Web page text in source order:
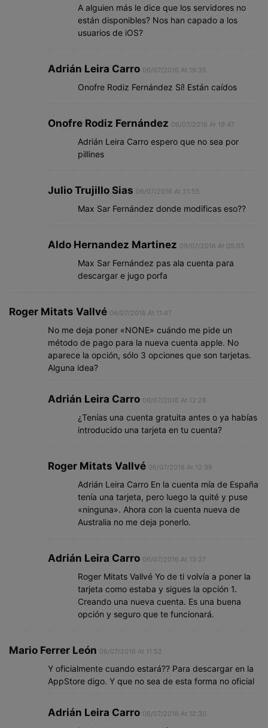
A alguien más le dice que los servidores no
están disponibles? Nos han capado a los
usuarios de iOS?
Adrián Leira Carro 06/07/2016 At 19:35
Onofre Rodiz Fernández Sí! Están caídos
Onofre Rodiz Fernández 06/07/2016 At 19:47
Adrián Leira Carro espero que no sea por
pillines
Julio Trujillo Sias 06/07/2016 At 21:55
Max Sar Fernández donde modificas eso??
Aldo Hernandez Martinez 09/07/2016 At 05:05
Max Sar Fernández pas ala cuenta para
descargar e jugo porfa
Roger Mitats Vallvé 06/07/2016 At 11:47
No me deja poner «NONE» cuándo me pide un
método de pago para la nueva cuenta apple. No
aparece la opción, sólo 3 opciones que son tarjetas.
Alguna idea?
Adrián Leira Carro 06/07/2016 At 12:28
¿Tenías una cuenta gratuita antes o ya habías
introducido una tarjeta en tu cuenta?
Roger Mitats Vallvé 06/07/2016 At 12:39
Adrián Leira Carro En la cuenta mía de España
tenía una tarjeta, pero luego la quité y puse
«ninguna». Ahora con la cuenta nueva de
Australia no me deja ponerlo.
Adrián Leira Carro 06/07/2016 At 13:27
Roger Mitats Vallvé Yo de ti volvía a poner la
tarjeta como estaba y sigues la opción 1.
Creando una nueva cuenta. Es una buena
opción y seguro que te funcionará.
Mario Ferrer León 06/07/2016 At 11:52
Y oficialmente cuando estará?? Para descargar en la
AppStore digo. Y que no sea de esta forma no oficial
Adrián Leira Carro 06/07/2016 At 12:30